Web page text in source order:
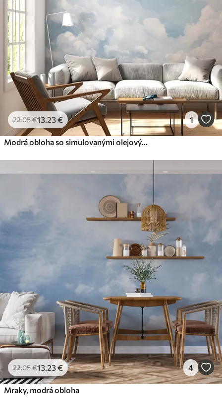
56 .00€/m²
Prémiový vinyl
65 .00 /m²
Peel and Stick
81.6749.00€/m²
22.05€13.23€ 1
Modrá obloha so simulovanými olejovými ťahmi štetcom
22.05€13.23€ 4
Mraky, modrá obloha